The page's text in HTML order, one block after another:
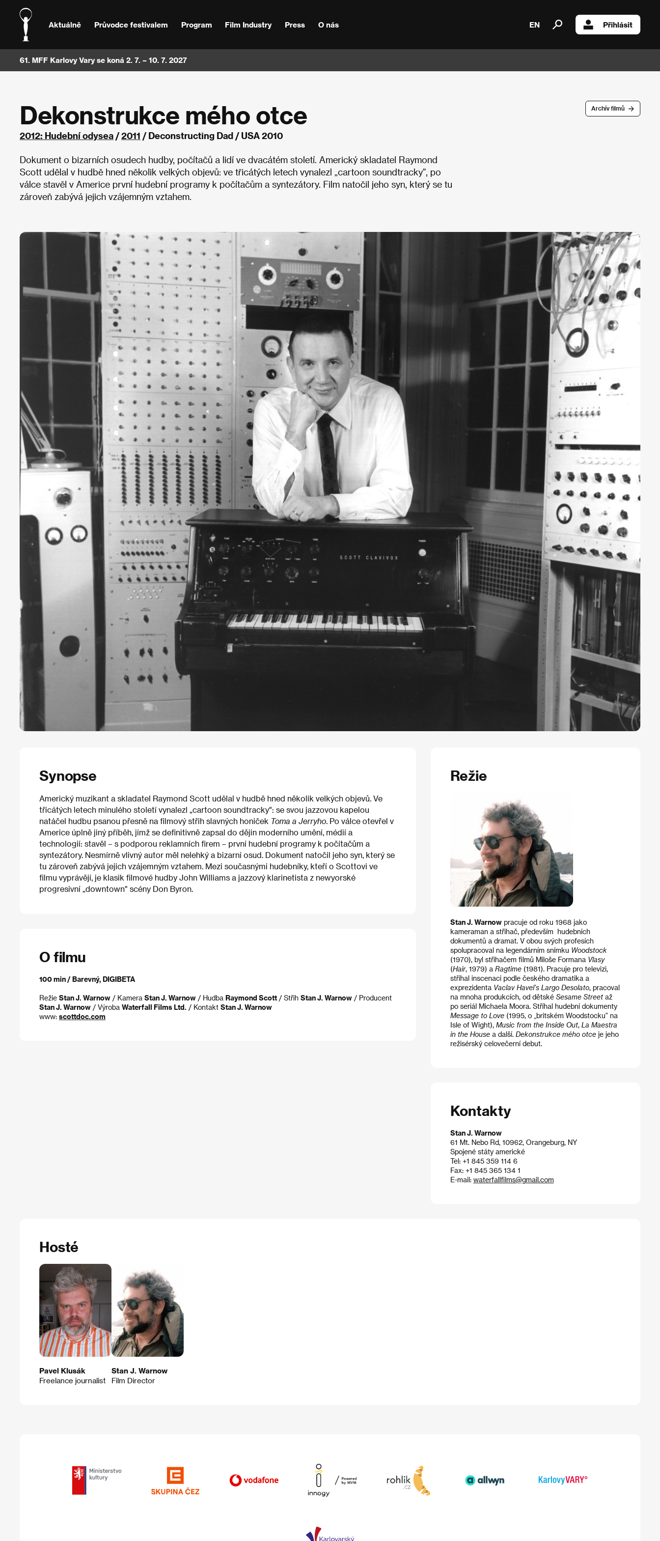
Aktuálně Průvodce festivalem Program Film Industry Press O nás EN Přihlásit
61. MFF Karlovy Vary se koná 2. 7. – 10. 7. 2027
Archív filmů
Dekonstrukce mého otce
2012: Hudební odysea /2011 / Deconstructing Dad / USA 2010
Dokument o bizarních osudech hudby, počítačů a lidí ve dvacátém století. Americký skladatel Raymond
Scott udělal v hudbě hned několik velkých objevů: ve třicátých letech vynalezl „cartoon soundtracky", po
válce stavěl v Americe první hudební programy k počítačům a syntezátory. Film natočil jeho syn, který se tu
zároveň zabývá jejich vzájemným vztahem.
Synopse
Americký muzikant a skladatel Raymond Scott udělal v hudbě hned několik velkých objevů. Ve
třicátých letech minulého století vynalezl „cartoon soundtracky": se svou jazzovou kapelou
natáčel hudbu psanou přesně na filmový střih slavných honiček Toma a Jerryho. Po válce otevřel v
Americe úplně jiný příběh, jímž se definitivně zapsal do dějin moderního umění, médií a
technologií: stavěl – s podporou reklamních firem – první hudební programy k počítačům a
syntezátory. Nesmírně vlivný autor měl nelehký a bizarní osud. Dokument natočil jeho syn, který se
tu zároveň zabývá jejich vzájemným vztahem. Mezi současnými hudebníky, kteří o Scottovi ve
filmu vyprávějí, je klasik filmové hudby John Williams a jazzový klarinetista z newyorské
progresivní „downtown" scény Don Byron.
O filmu
100 min / Barevný, DIGIBETA
Režie Stan J. Warnow / Kamera Stan J. Warnow / Hudba Raymond Scott / Střih Stan J. Warnow / Producent
Stan J. Warnow / Výroba Waterfall Films Ltd. / Kontakt Stan J. Warnow
www: scottdoc.com
Režie
Stan J. Warnowpracuje od roku 1968 jako
kameraman a střihač, především hudebních
dokumentů a dramat. V obou svých profesích
spolupracoval na legendárním snímku Woodstock
(1970), byl střihačem filmů Miloše Formana Vlasy
(Hair, 1979) a Ragtime(1981). Pracuje pro televizi,
stříhal inscenaci podle českého dramatika a
exprezidenta Vaclav Havel’s Largo Desolato, pracoval
na mnoha produkcích, od dětské Sesame Streetaž
po seriál Michaela Moora. Stříhal hudební dokumenty
Message to Love(1995, o „britském Woodstocku" na
Isle of Wight), Music from the Inside Out, La Maestra
in the Housea další. Dekonstrukce mého otceje jeho
režisérský celovečerní debut.
Kontakty
Stan J. Warnow
61 Mt. Nebo Rd, 10962, Orangeburg, NY
Spojené státy americké
Tel: +1 845 359 114 6
Fax: +1 845 365 134 1
E-mail: waterfallfilms@gmail.com
Hosté
Pavel Klusák
Freelance journalist
Stan J. Warnow
Film Director